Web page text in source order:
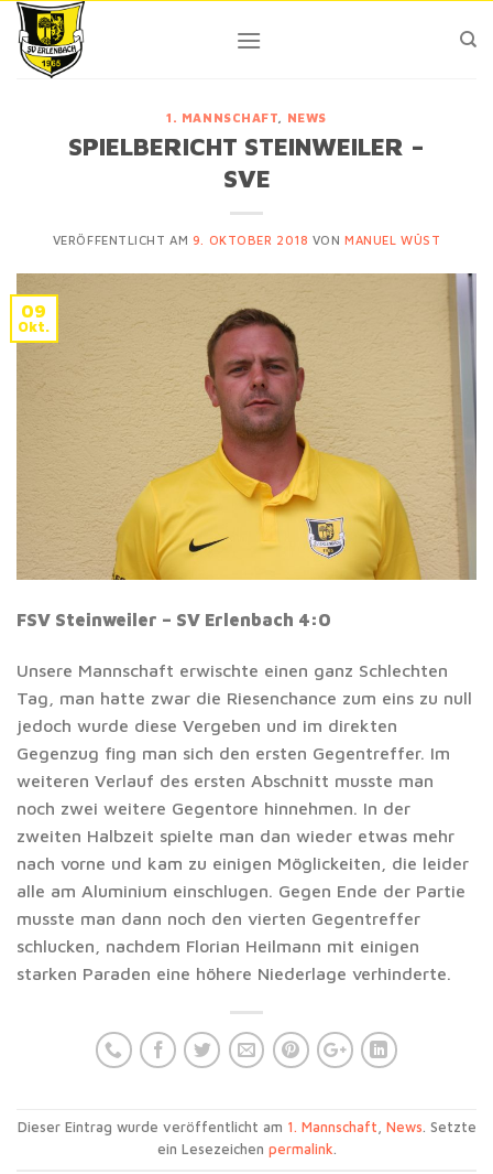
Skip
content
1. MANNSCHAFT NEWS
SPIELBERICHT STEINWEILER –
SVE
VERÖFFENTLICHT AM 9. OKTOBER 2018 VONMANUEL WÜST
09
Okt.
FSV Steinweiler – SV Erlenbach 4:0
Unsere Mannschaft erwischte einen ganz Schlechten
Tag, man hatte zwar die Riesenchance zum eins zu null
jedoch wurde diese Vergeben und im direkten
Gegenzug fing man sich den ersten Gegentreffer. Im
weiteren Verlauf des ersten Abschnitt musste man
noch zwei weitere Gegentore hinnehmen. In der
zweiten Halbzeit spielte man dan wieder etwas mehr
nach vorne und kam zu einigen Möglickeiten, die leider
alle am Aluminium einschlugen. Gegen Ende der Partie
musste man dann noch den vierten Gegentreffer
schlucken, nachdem Florian Heilmann mit einigen
starken Paraden eine höhere Niederlage verhinderte.
Dieser Eintrag wurde veröffentlicht am 1. Mannschaft, News. Setzte
ein Lesezeichen permalink.